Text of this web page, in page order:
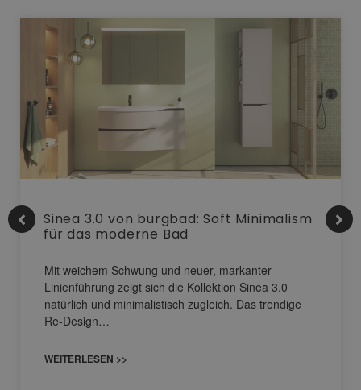
Sinea 3.0 von burgbad: Soft Minimalism
für das moderne Bad
Mit weichem Schwung und neuer, markanter
Linienführung zeigt sich die Kollektion Sinea 3.0
natürlich und minimalistisch zugleich. Das trendige
Re-Design…
WEITERLESEN >>